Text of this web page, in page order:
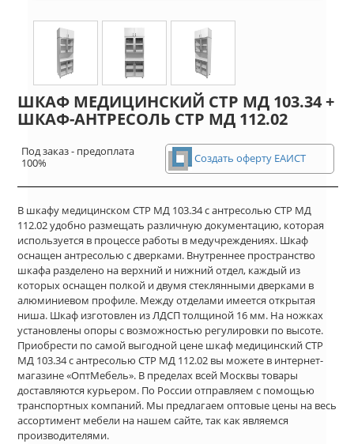
ШКАФ МЕДИЦИНСКИЙ СТР МД 103.34 +
ШКАФ-АНТРЕСОЛЬ СТР МД 112.02
Под заказ - предоплата
100%
Создать оферту ЕАИСТ
В шкафу медицинском СТР МД 103.34 с антресолью СТР МД
112.02 удобно размещать различную документацию, которая
используется в процессе работы в медучреждениях. Шкаф
оснащен антресолью с дверками. Внутреннее пространство
шкафа разделено на верхний и нижний отдел, каждый из
которых оснащен полкой и двумя стеклянными дверками в
алюминиевом профиле. Между отделами имеется открытая
ниша. Шкаф изготовлен из ЛДСП толщиной 16 мм. На ножках
установлены опоры с возможностью регулировки по высоте.
Приобрести по самой выгодной цене шкаф медицинский СТР
МД 103.34 с антресолью СТР МД 112.02 вы можете в интернет-
магазине «ОптМебель». В пределах всей Москвы товары
доставляются курьером. По России отправляем с помощью
транспортных компаний. Мы предлагаем оптовые цены на весь
ассортимент мебели на нашем сайте, так как являемся
производителями.